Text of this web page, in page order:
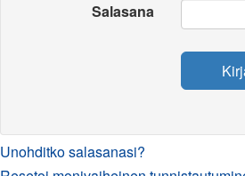
Salasana
Unohditko salasanasi?